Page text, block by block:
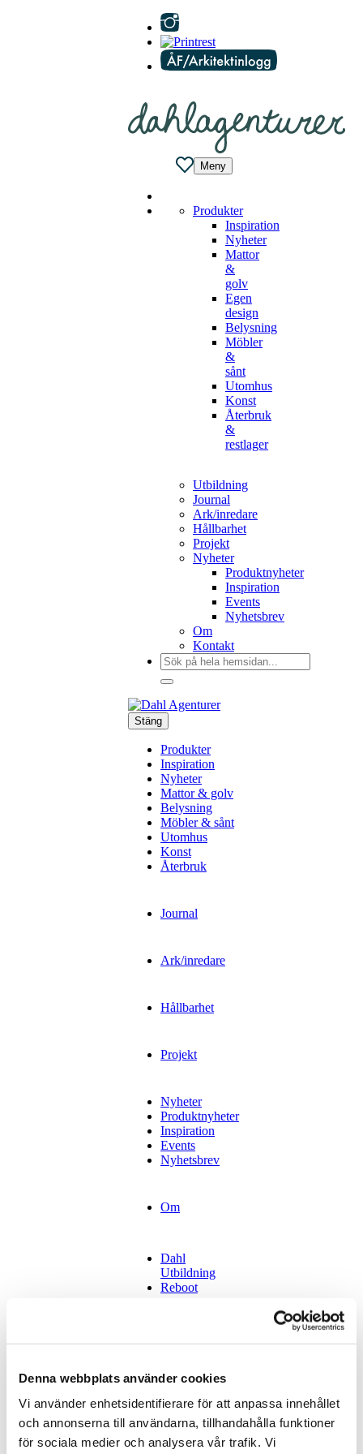
Denna webbplats använder cookies
Vi använder enhetsidentifierare för att anpassa innehållet
och annonserna till användarna, tillhandahålla funktioner
för sociala medier och analysera vår trafik. Vi
Meny
Produkter
Inspiration
Nyheter
Mattor
&
golv
Egen
design
Belysning
Möbler
&
sånt
Utomhus
Konst
Återbruk
&
restlager
Utbildning
Journal
Ark/inredare
Hållbarhet
Projekt
Nyheter
Produktnyheter
Inspiration
Events
Nyhetsbrev
Om
Kontakt
Sök
efter:
Stäng
Produkter
Inspiration
Nyheter
Mattor & golv
Belysning
Möbler & sånt
Utomhus
Konst
Återbruk
Journal
Ark/inredare
Hållbarhet
Projekt
Nyheter
Produktnyheter
Inspiration
Events
Nyhetsbrev
Om
Dahl
Utbildning
Reboot
Tidsbokning
Tidsbokning
Tidsbokning
Malmö
Hyr vår lokal